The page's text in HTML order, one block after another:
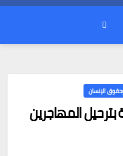
الإنسان
بترحيل المهاجرين